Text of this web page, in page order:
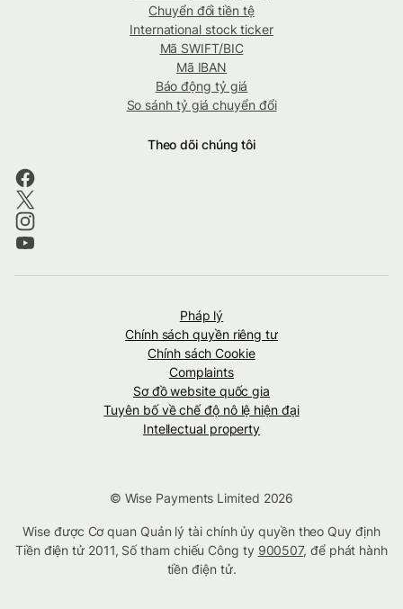
Chuyển đổi tiền tệ
International stock ticker
Mã SWIFT/BIC
Mã IBAN
Báo động tỷ giá
So sánh tỷ giá chuyển đổi
Theo dõi chúng tôi
Pháp lý
Chính sách quyền riêng tư
Chính sách Cookie
Complaints
Sơ đồ website quốc gia
Tuyên bố về chế độ nô lệ hiện đại
Intellectual property
© Wise Payments Limited 2026
Wise được Cơ quan Quản lý tài chính ủy quyền theo Quy định
Tiền điện tử 2011, Số tham chiếu Công ty 900507, để phát hành
tiền điện tử.